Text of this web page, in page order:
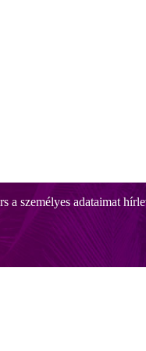
és a sziget
fitneszközponttal,
a személyes adataimat